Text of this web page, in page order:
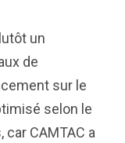
un
de
sur le
selon le
CAMTAC a